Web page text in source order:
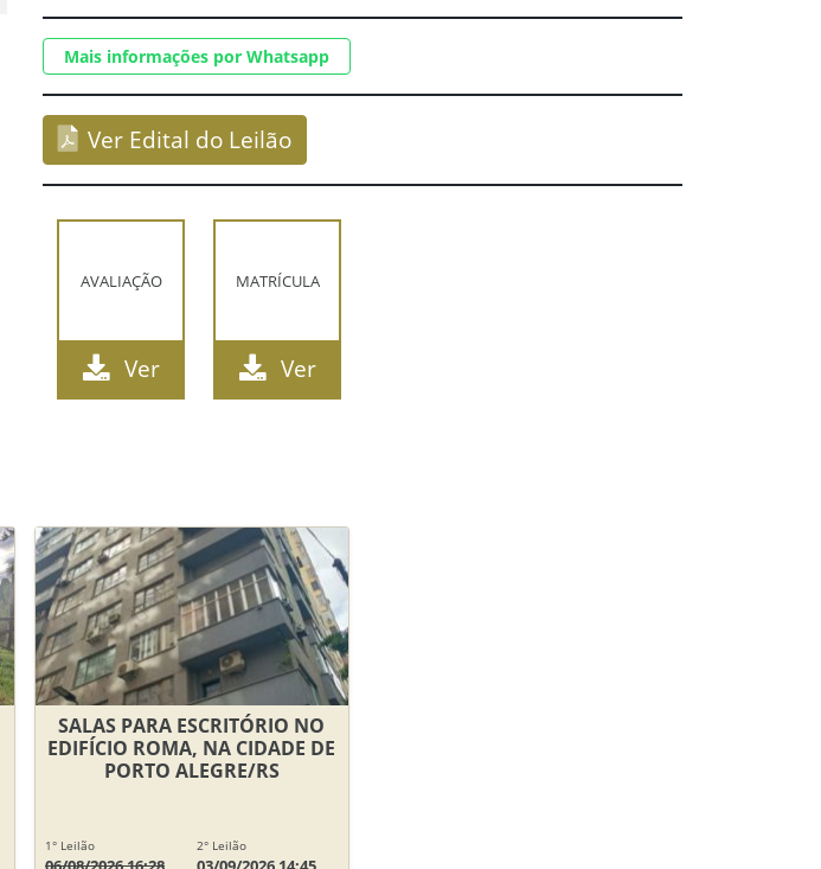
Mais informações por Whatsapp
Ver Edital do Leilão
AVALIAÇÃO
Ver
MATRÍCULA
Ver
SALAS PARA ESCRITÓRIO NO
EDIFÍCIO ROMA, NA CIDADE DE
PORTO ALEGRE/RS
1° Leilão 2° Leilão